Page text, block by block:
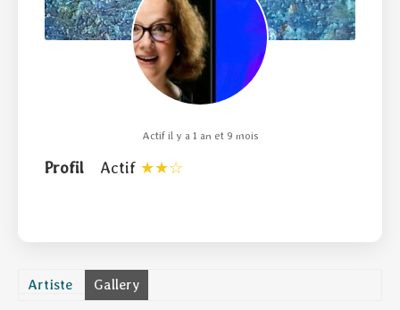
Actif il y a 1 an et 9 mois
Profil Actif
Artiste Gallery